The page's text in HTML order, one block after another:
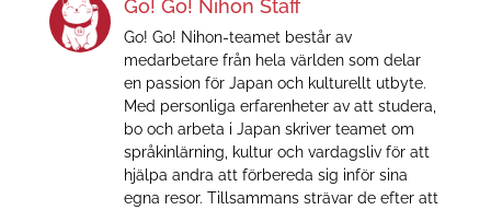
Go! Go! Nihon Staff
Go! Go! Nihon-teamet består av
medarbetare från hela världen som delar
en passion för Japan och kulturellt utbyte.
Med personliga erfarenheter av att studera,
bo och arbeta i Japan skriver teamet om
språkinlärning, kultur och vardagsliv för att
hjälpa andra att förbereda sig inför sina
egna resor. Tillsammans strävar de efter att